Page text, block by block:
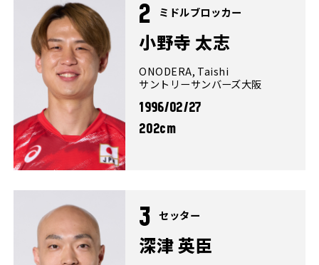
2 ミドルブロッカー
小野寺 太志
ONODERA, Taishi
サントリーサンバーズ大阪
1996/02/27
202cm
3 セッター
深津 英臣